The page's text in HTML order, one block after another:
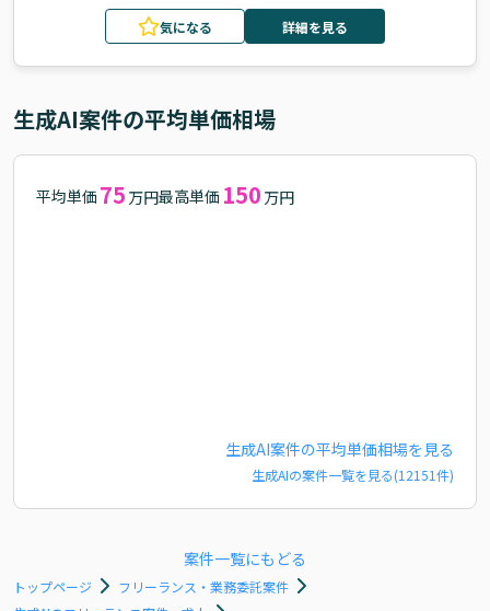
気になる 詳細を見る
生成AI案件の平均単価相場
平均単価 75 万円最高単価 150 万円
生成AI案件の平均単価相場を見る
生成AIの案件一覧を見る(12151件)
案件一覧にもどる
トップページ
フリーランス・業務委託案件